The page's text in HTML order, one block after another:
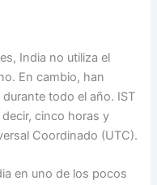
India no utiliza el
En cambio, han
todo el año. IST
cinco horas y
Coordinado (UTC).
en uno de los pocos